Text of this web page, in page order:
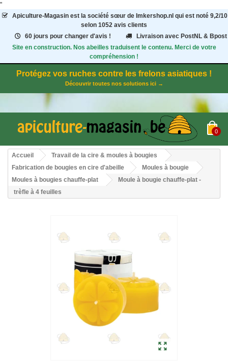
"
Apiculture-Magasinest la société sœur de Imkershop.nl qui est noté 9,2/10
selon 1052 avis clients
60 jours pour changer d'avis !
Livraison avec PostNL & Bpost
Site en construction. Nos abeilles traduisent le contenu. Merci de votre
compréhension !
Protégez vos ruches contre les frelons asiatiques !
Découvrir toutes nos solutions ici →
0
Accueil
Travail de la cire & moules à bougies
Fabrication de bougies en cire d'abeille
Moules à bougie
Moules à bougies chauffe-plat
Moule à bougie chauffe-plat -
trèfle à 4 feuilles